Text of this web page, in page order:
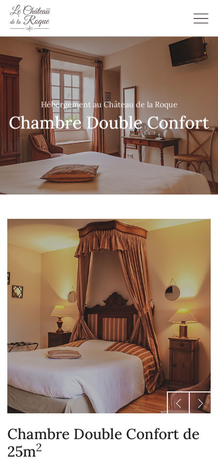
Hébergement au Château de la Roque
Chambre Double Confort
Chambre Double Confort de
25m2